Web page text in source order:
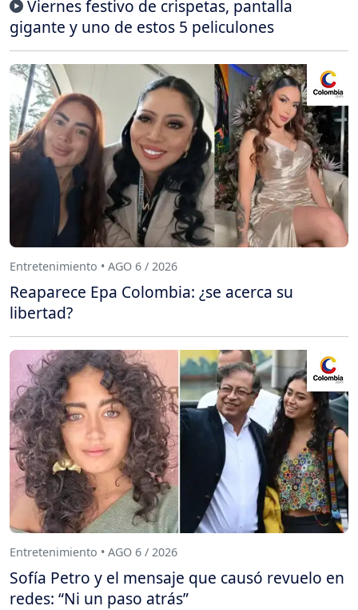
Viernes festivo de crispetas, pantalla
gigante y uno de estos 5 peliculones
Entretenimiento • AGO 6 / 2026
Reaparece Epa Colombia: ¿se acerca su
libertad?
Entretenimiento • AGO 6 / 2026
Sofía Petro y el mensaje que causó revuelo en
redes: “Ni un paso atrás”